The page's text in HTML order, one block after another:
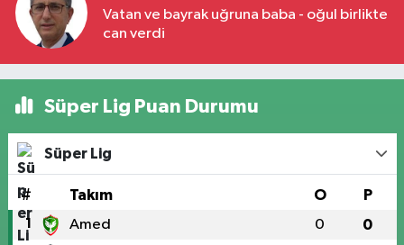
Vatan ve bayrak uğruna baba - oğul birlikte
can verdi
Süper Lig Puan Durumu
Süper Lig
# Takım O P
1 Amed 0 0